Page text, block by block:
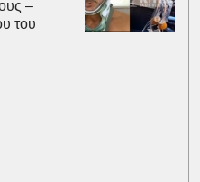
–
του